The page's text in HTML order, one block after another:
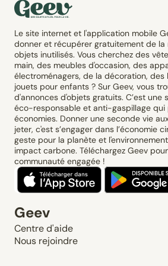
Le site internet et l'application mobile
donner et récupérer gratuitement de
objets inutilisés. Vous cherchez des
main, des meubles d'occasion, des
électroménagers, de la décoration, des
jouets pour enfants ? Sur Geev, vous
d'annonces d'objets gratuits. C’est une
éco-responsable et anti-gaspillage
économies. Donner une seconde vie
jeter, c'est s’engager dans l’économie
geste pour la planète et
impact carbone. Téléchargez Geev
communauté engagée !
Geev
Centre d'aide
Nous rejoindre